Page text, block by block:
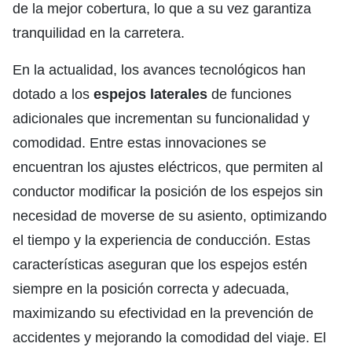
de la mejor cobertura, lo que a su vez garantiza
tranquilidad en la carretera.
En la actualidad, los avances tecnológicos han
dotado a los espejos laterales de funciones
adicionales que incrementan su funcionalidad y
comodidad. Entre estas innovaciones se
encuentran los ajustes eléctricos, que permiten al
conductor modificar la posición de los espejos sin
necesidad de moverse de su asiento, optimizando
el tiempo y la experiencia de conducción. Estas
características aseguran que los espejos estén
siempre en la posición correcta y adecuada,
maximizando su efectividad en la prevención de
accidentes y mejorando la comodidad del viaje. El